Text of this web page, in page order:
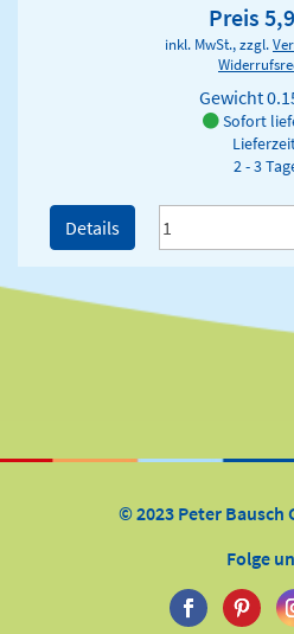
Preis
inkl. MwSt., zzgl.
Gewicht
Sofort
2 - 3
Details
© 2023 Peter Bausch
Folge